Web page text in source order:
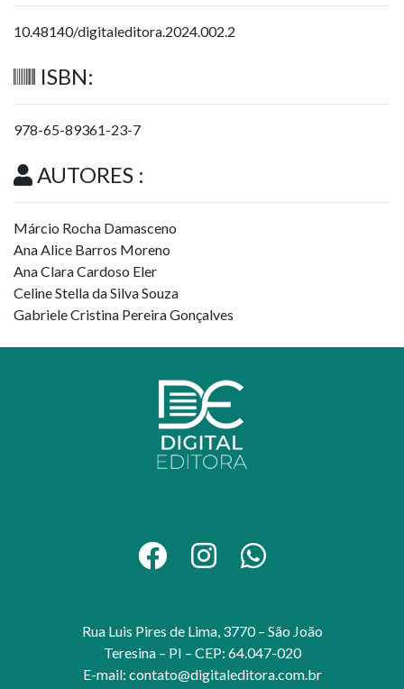
10.48140/digitaleditora.2024.002.2
ISBN:
978-65-89361-23-7
AUTORES :
Márcio Rocha Damasceno
Ana Alice Barros Moreno
Ana Clara Cardoso Eler
Celine Stella da Silva Souza
Gabriele Cristina Pereira Gonçalves
Rua Luis Pires de Lima, 3770 – São João
Teresina – PI – CEP: 64.047-020
E-mail: contato@digitaleditora.com.br